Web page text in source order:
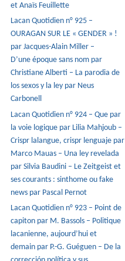
et Anaïs Feuillette
Lacan Quotidien n° 925 –
OURAGAN SUR LE « GENDER » !
par Jacques-Alain Miller –
D’une époque sans nom par
Christiane Alberti – La parodia de
los sexos y la ley par Neus
Carbonell
Lacan Quotidien n° 924 – Que par
la voie logique par Lilia Mahjoub –
Crispr lalangue, crispr lenguaje par
Marco Mauas – Una ley revelada
par Silvia Baudini – Le Zeitgeist et
ses courants : sinthome ou fake
news par Pascal Pernot
Lacan Quotidien n° 923 – Point de
capiton par M. Bassols – Politique
lacanienne, aujourd’hui et
demain par P.-G. Guéguen – De la